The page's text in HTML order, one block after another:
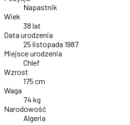
Napastnik
Wiek
38 lat
Data urodzenia
25 listopada 1987
Miejsce urodzenia
Chlef
Wzrost
175 cm
Waga
74 kg
Narodowość
Algeria